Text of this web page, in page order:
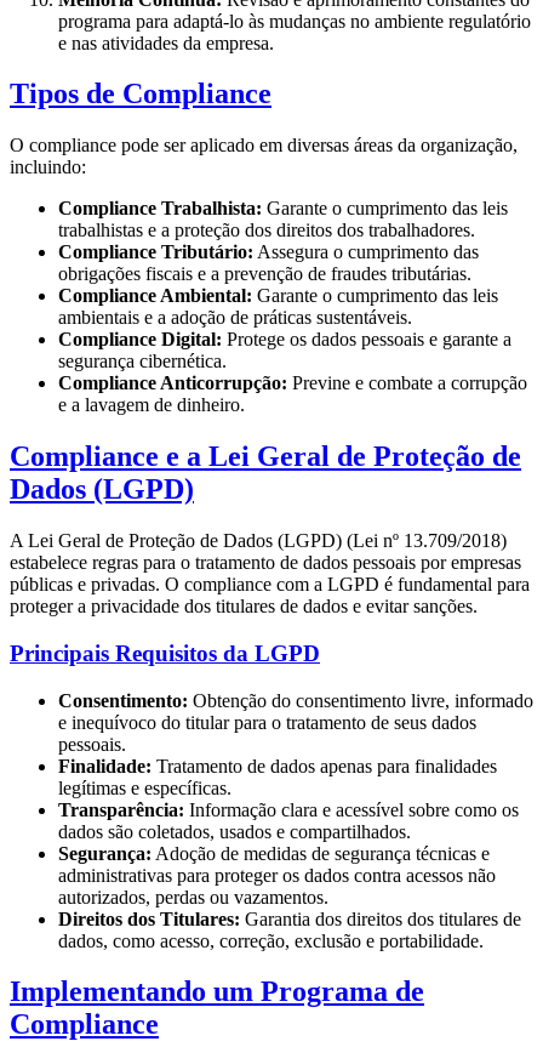
programa para adaptá-lo às mudanças no ambiente regulatório
e nas atividades da empresa.
Tipos de Compliance
O compliance pode ser aplicado em diversas áreas da organização,
incluindo:
Compliance Trabalhista: Garante o cumprimento das leis
trabalhistas e a proteção dos direitos dos trabalhadores.
Compliance Tributário: Assegura o cumprimento das
obrigações fiscais e a prevenção de fraudes tributárias.
Compliance Ambiental: Garante o cumprimento das leis
ambientais e a adoção de práticas sustentáveis.
Compliance Digital: Protege os dados pessoais e garante a
segurança cibernética.
Compliance Anticorrupção: Previne e combate a corrupção
e a lavagem de dinheiro.
Compliance e a Lei Geral de Proteção de
Dados (LGPD)
A Lei Geral de Proteção de Dados (LGPD) (Lei nº 13.709/2018)
estabelece regras para o tratamento de dados pessoais por empresas
públicas e privadas. O compliance com a LGPD é fundamental para
proteger a privacidade dos titulares de dados e evitar sanções.
Principais Requisitos da LGPD
Consentimento: Obtenção do consentimento livre, informado
e inequívoco do titular para o tratamento de seus dados
pessoais.
Finalidade: Tratamento de dados apenas para finalidades
legítimas e específicas.
Transparência: Informação clara e acessível sobre como os
dados são coletados, usados e compartilhados.
Segurança: Adoção de medidas de segurança técnicas e
administrativas para proteger os dados contra acessos não
autorizados, perdas ou vazamentos.
Direitos dos Titulares: Garantia dos direitos dos titulares de
dados, como acesso, correção, exclusão e portabilidade.
Implementando um Programa de
Compliance